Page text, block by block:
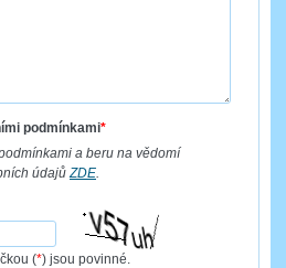
podmínkami*
a beru na vědomí
údajů ZDE
(*) jsou povinné.